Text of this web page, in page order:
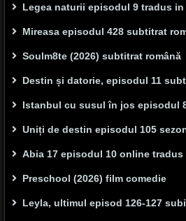
Legea naturii episodul 9 tradus in
Mireasa episodul 428 subtitrat
Soulm8te (2026) subtitrat română
Destin și datorie, episodul 11
Istanbul cu susul în jos episodul
Uniți de destin episodul 105
Abia 17 episodul 10 online tradus
Preschool (2026) film comedie
Leyla, ultimul episod 126-127